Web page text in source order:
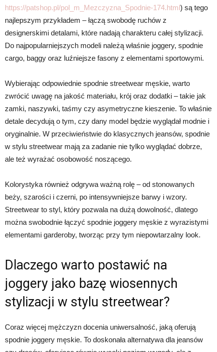
https://patshop.pl/pol_m_Mezczyzna_Spodnie-174.html ) są tego
najlepszym przykładem – łączą swobodę ruchów z
designerskimi detalami, które nadają charakteru całej stylizacji.
Do najpopularniejszych modeli należą właśnie joggery, spodnie
cargo, baggy oraz luźniejsze fasony z elementami sportowymi.
Wybierając odpowiednie spodnie streetwear męskie, warto
zwrócić uwagę na jakość materiału, krój oraz dodatki – takie jak
zamki, naszywki, taśmy czy asymetryczne kieszenie. To właśnie
detale decydują o tym, czy dany model będzie wyglądał modnie i
oryginalnie. W przeciwieństwie do klasycznych jeansów, spodnie
w stylu streetwear mają za zadanie nie tylko wyglądać dobrze,
ale też wyrażać osobowość noszącego.
Kolorystyka również odgrywa ważną rolę – od stonowanych
beży, szarości i czerni, po intensywniejsze barwy i wzory.
Streetwear to styl, który pozwala na dużą dowolność, dlatego
można swobodnie łączyć spodnie joggery męskie z wyrazistymi
elementami garderoby, tworząc przy tym niepowtarzalny look.
Dlaczego warto postawić na
joggery jako bazę wiosennych
stylizacji w stylu streetwear?
Coraz więcej mężczyzn docenia uniwersalność, jaką oferują
spodnie joggery męskie. To doskonała alternatywa dla jeansów